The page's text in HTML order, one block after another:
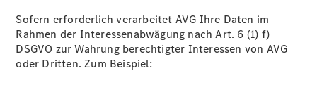
Sofern erforderlich verarbeitet AVG Ihre Daten im
Rahmen der Interessenabwägung nach Art. 6 (1) f)
DSGVO zur Wahrung berechtigter Interessen von AVG
oder Dritten. Zum Beispiel: